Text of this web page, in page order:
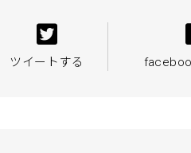
ツイートする